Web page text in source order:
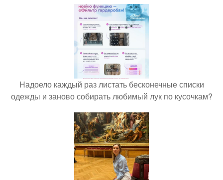
Надоело каждый раз листать бесконечные списки
одежды и заново собирать любимый лук по кусочкам?